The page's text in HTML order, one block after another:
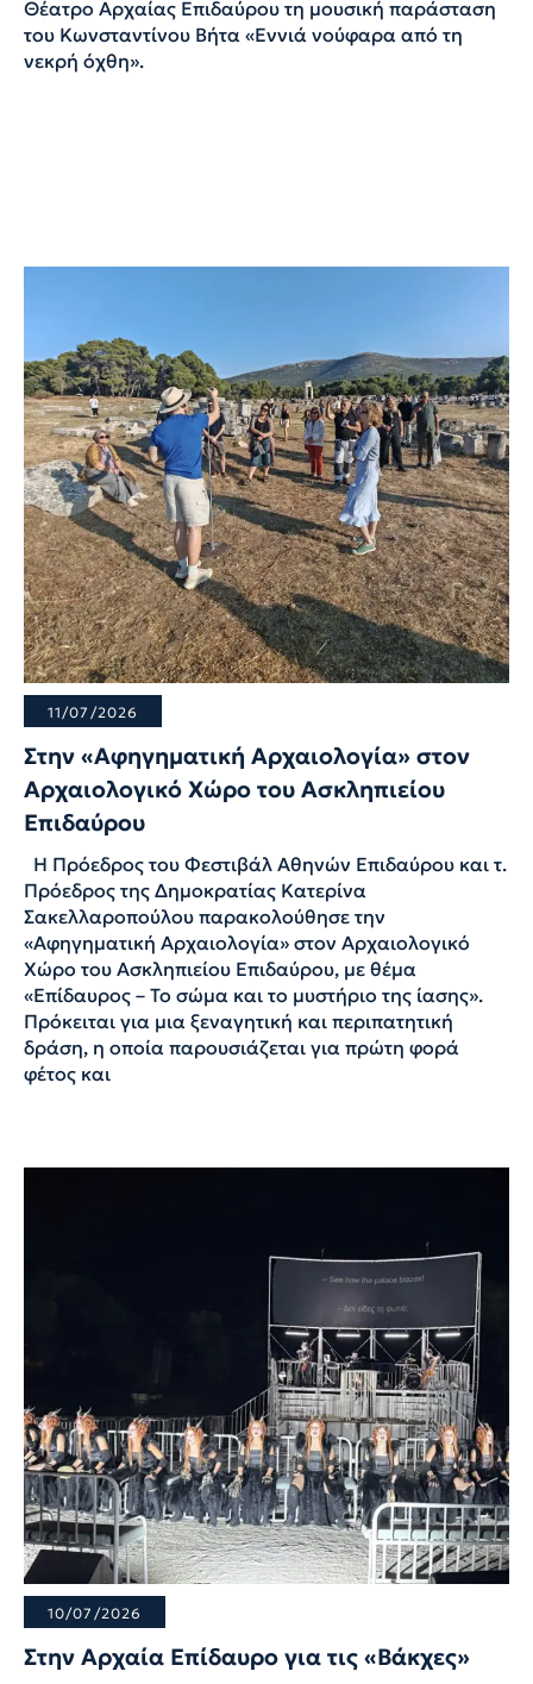
Θέατρο Αρχαίας Επιδαύρου τη μουσική παράσταση
του Κωνσταντίνου Βήτα «Εννιά νούφαρα από τη
νεκρή όχθη».
11/07/2026
Στην «Αφηγηματική Αρχαιολογία» στον
Αρχαιολογικό Χώρο του Ασκληπιείου
Επιδαύρου
Η Πρόεδρος του Φεστιβάλ Αθηνών Επιδαύρου και τ.
Πρόεδρος της Δημοκρατίας Κατερίνα
Σακελλαροπούλου παρακολούθησε την
«Αφηγηματική Αρχαιολογία» στον Αρχαιολογικό
Χώρο του Ασκληπιείου Επιδαύρου, με θέμα
«Επίδαυρος – Το σώμα και το μυστήριο της ίασης».
Πρόκειται για μια ξεναγητική και περιπατητική
δράση, η οποία παρουσιάζεται για πρώτη φορά
φέτος και
10/07/2026
Στην Αρχαία Επίδαυρο για τις «Βάκχες»